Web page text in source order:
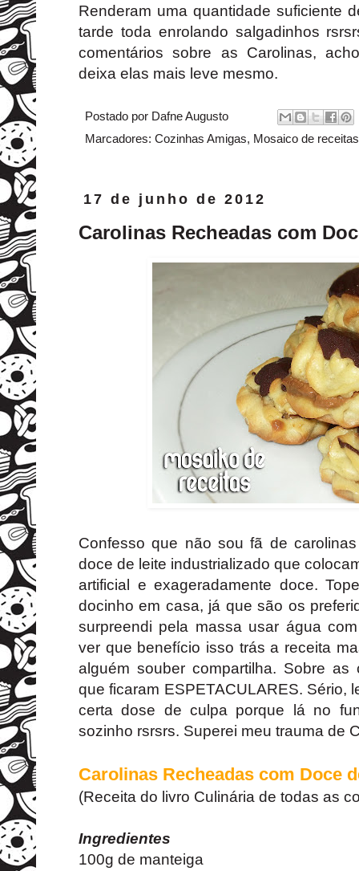
Renderam uma quantidade suficiente
tarde toda enrolando salgadinhos
comentários sobre as Carolinas,
deixa elas mais leve mesmo.
Postado por Dafne Augusto
Marcadores: Cozinhas Amigas, Mosaico de receitas
17 de junho de 2012
Carolinas Recheadas com
Confesso que não sou fã de
doce de leite industrializado que
artificial e exageradamente doce.
docinho em casa, já que são os
surpreendi pela massa usar água
ver que benefício isso trás a receita
alguém souber compartilha. Sobre
que ficaram ESPETACULARES. Sério,
certa dose de culpa porque lá no
sozinho rsrsrs. Superei meu trauma de
Carolinas Recheadas com Doce
(Receita do livro Culinária de todas as
Ingredientes
100g de manteiga